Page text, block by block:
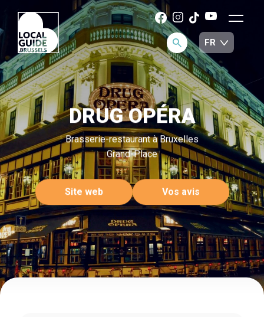
DRUG OPÉRA
Brasserie-restaurant à Bruxelles
Grand-Place
Site web Vos avis